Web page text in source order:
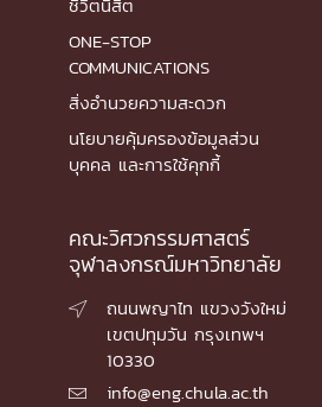
ONE-STOP
COMMUNICATIONS
สิ่งอำนวยความสะดวก
นโยบายคุ้มครองข้อมูลส่วน
บุคคล และการใช้คุกกี้
คณะวิศวกรรมศาสตร์
จุฬาลงกรณ์มหาวิทยาลัย

ถนนพญาไท แขวงวังใหม่
เขตปทุมวัน กรุงเทพฯ
10330
 info@eng.chula.ac.th